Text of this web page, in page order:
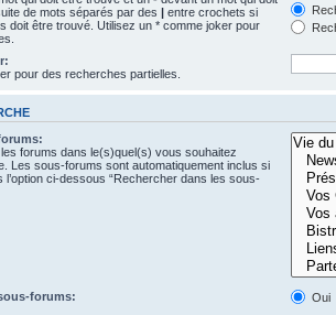
de mots séparés par des | entre crochets si
doit être trouvé. Utilisez un * comme joker pour
pour des recherches partielles.
forums dans le(s)quel(s) vous souhaitez
Les sous-forums sont automatiquement inclus si
ci-dessous “Rechercher dans les sous-
forums:
Oui